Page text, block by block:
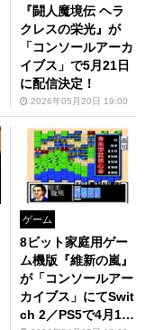
『闘人魔境伝 ヘラ
クレスの栄光』が
「コンソールアーカ
イブス」で5月21日
に配信決定！
2026年05月20日 19:00
ゲーム
8ビット家庭用ゲー
ム機版『維新の嵐』
が「コンソールアー
カイブス」にてSwit
ch 2／PS5で4月16